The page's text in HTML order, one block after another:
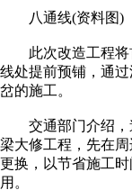
八通线(资料图)
此次改造工程将
线处提前预铺，通
岔的施工。
交通部门介绍，
梁大修工程，先在
更换，以节省施工
用。